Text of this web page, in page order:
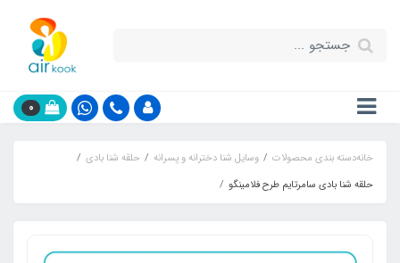
0
خانهدسته بندی محصولات وسایل شنا دخترانه و پسرانه
حلقه شنا بادی
حلقه شنا بادی سامرتایم طرح فلامینگو